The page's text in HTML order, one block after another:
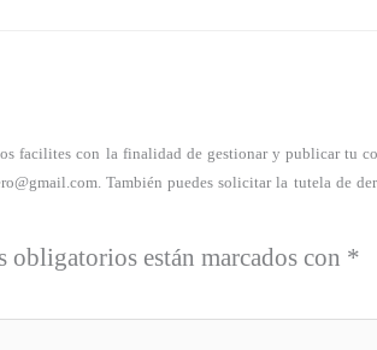
facilites con la finalidad de gestionar y publicar tu
También puedes solicitar la tutela de
obligatorios están marcados con *